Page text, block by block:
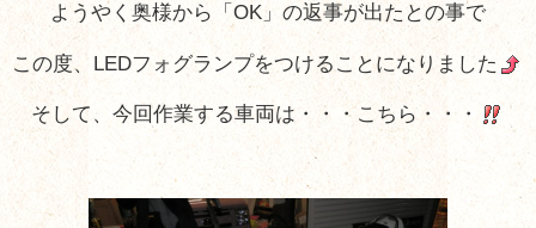
ようやく奥様から「OK」の返事が出たとの事で
この度、LEDフォグランプをつけることになりました
そして、今回作業する車両は・・・こちら・・・